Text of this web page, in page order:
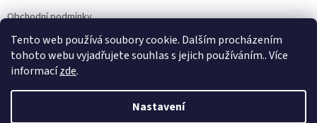
Tento web používá soubory cookie. Dalším procházením
tohoto webu vyjadřujete souhlas s jejich používáním.. Více
informacízde.
Nastavení
Obchodní podmínky
Podmínky ochrany osobních údajů